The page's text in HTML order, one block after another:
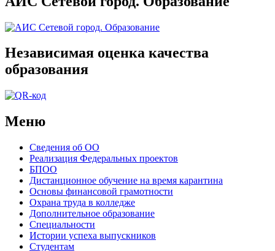
Независимая оценка качества
образования
Меню
Сведения об ОО
Реализация Федеральных проектов
БПОО
Дистанционное обучение на время карантина
Основы финансовой грамотности
Охрана труда в колледже
Дополнительное образование
Специальности
Истории успеха выпускников
Студентам